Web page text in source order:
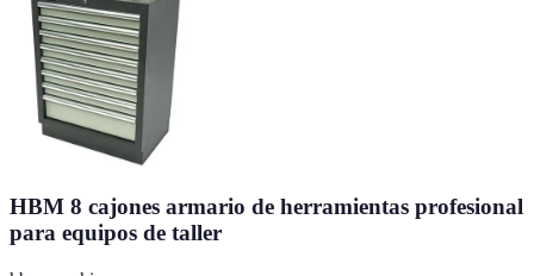
HBM 8 cajones armario de herramientas profesional
para equipos de taller